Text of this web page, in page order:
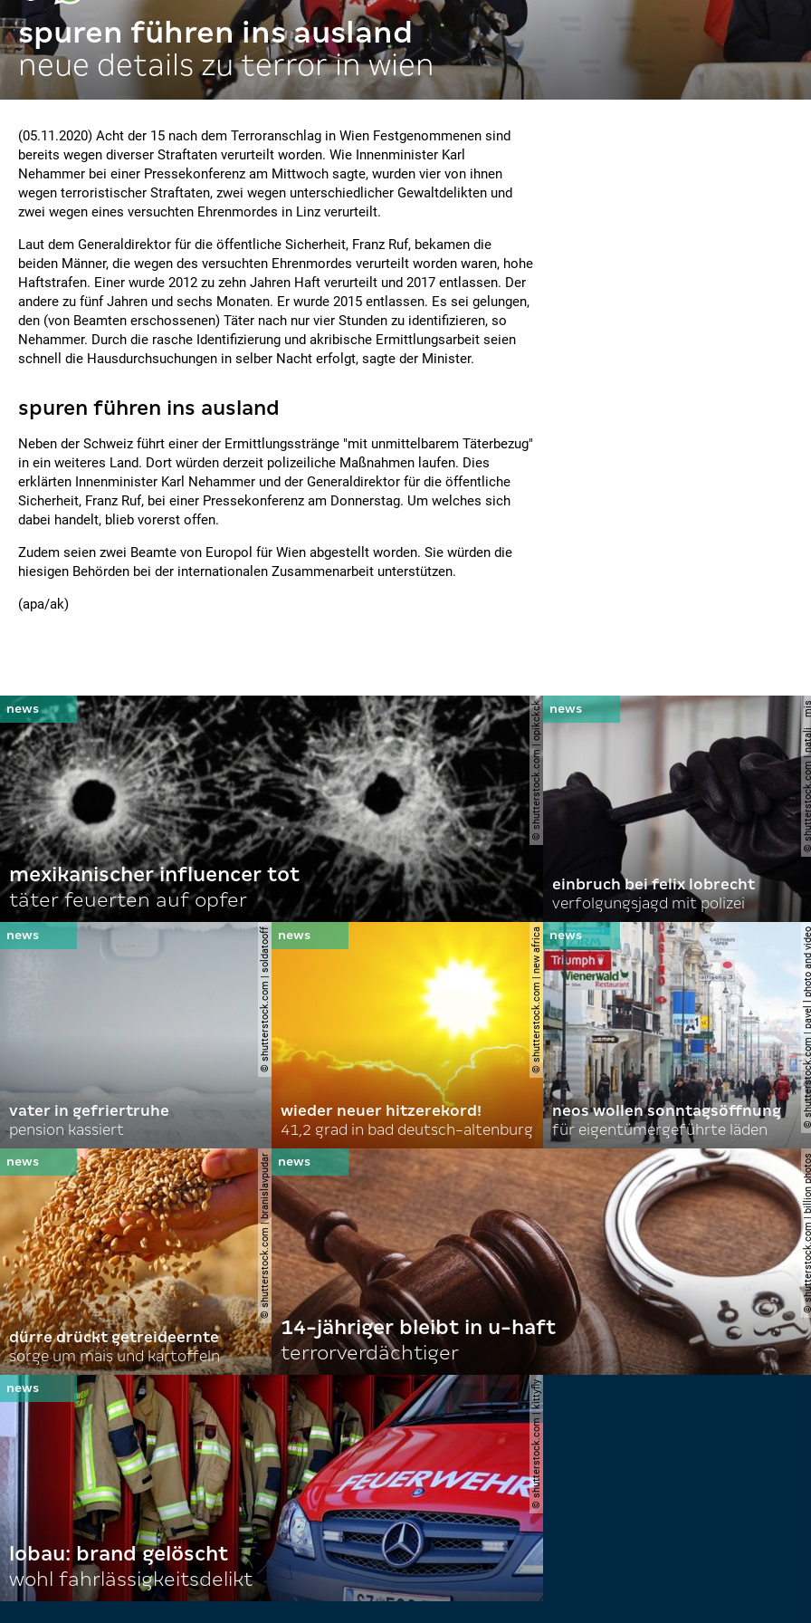
spuren führen ins ausland
neue details zu terror in wien
(05.11.2020) Acht der 15 nach dem Terroranschlag in Wien Festgenommenen sind
bereits wegen diverser Straftaten verurteilt worden. Wie Innenminister Karl
Nehammer bei einer Pressekonferenz am Mittwoch sagte, wurden vier von ihnen
wegen terroristischer Straftaten, zwei wegen unterschiedlicher Gewaltdelikten und
zwei wegen eines versuchten Ehrenmordes in Linz verurteilt.
Laut dem Generaldirektor für die öffentliche Sicherheit, Franz Ruf, bekamen die
beiden Männer, die wegen des versuchten Ehrenmordes verurteilt worden waren, hohe
Haftstrafen. Einer wurde 2012 zu zehn Jahren Haft verurteilt und 2017 entlassen. Der
andere zu fünf Jahren und sechs Monaten. Er wurde 2015 entlassen. Es sei gelungen,
den (von Beamten erschossenen) Täter nach nur vier Stunden zu identifizieren, so
Nehammer. Durch die rasche Identifizierung und akribische Ermittlungsarbeit seien
schnell die Hausdurchsuchungen in selber Nacht erfolgt, sagte der Minister.
spuren führen ins ausland
Neben der Schweiz führt einer der Ermittlungsstränge "mit unmittelbarem Täterbezug"
in ein weiteres Land. Dort würden derzeit polizeiliche Maßnahmen laufen. Dies
erklärten Innenminister Karl Nehammer und der Generaldirektor für die öffentliche
Sicherheit, Franz Ruf, bei einer Pressekonferenz am Donnerstag. Um welches sich
dabei handelt, blieb vorerst offen.
Zudem seien zwei Beamte von Europol für Wien abgestellt worden. Sie würden die
hiesigen Behörden bei der internationalen Zusammenarbeit unterstützen.
(apa/ak)
© shutterstock.com | opikckck
mexikanischer influencer tot
täter feuerten auf opfer
©
einbruch bei felix lobrecht
verfolgungsjagd mit polizei
© shutterstock.com | soldatooff
vater in gefriertruhe
pension kassiert
© shutterstock.com | new africa
wieder neuer hitzerekord!
41,2 grad in bad deutsch-altenburg
©
neos wollen sonntagsöffnung
für eigentümergeführte läden
© shutterstock.com | branislavpudar
dürre drückt getreideernte
sorge um mais und kartoffeln
©
14-jähriger bleibt in u-haft
terrorverdächtiger
© shutterstock.com | kittyfly
lobau: brand gelöscht
wohl fahrlässigkeitsdelikt